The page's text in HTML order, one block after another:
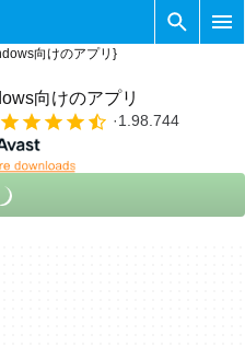
向けのアプリ}
向けのアプリ
1.98.744